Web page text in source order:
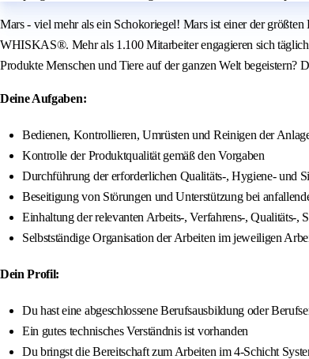
Mars - viel mehr als ein Schokoriegel! Mars ist einer der
WHISKAS®. Mehr als 1.100 Mitarbeiter engagieren sich
Produkte Menschen und Tiere auf der ganzen Welt
Deine Aufgaben:
Bedienen, Kontrollieren, Umrüsten und Reinigen der
Kontrolle der Produktqualität gemäß den Vorgaben
Durchführung der erforderlichen Qualitäts-, Hygiene- und
Beseitigung von Störungen und Unterstützung bei
Einhaltung der relevanten Arbeits-, Verfahrens-,
Selbstständige Organisation der Arbeiten im jeweiligen
Dein Profil:
Du hast eine abgeschlossene Berufsausbildung oder
Ein gutes technisches Verständnis ist vorhanden
Du bringst die Bereitschaft zum Arbeiten im 4-Schicht